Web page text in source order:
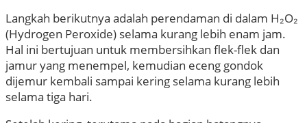
Langkah berikutnya adalah perendaman di dalam H₂O₂
(Hydrogen Peroxide) selama kurang lebih enam jam.
Hal ini bertujuan untuk membersihkan flek-flek dan
jamur yang menempel, kemudian eceng gondok
dijemur kembali sampai kering selama kurang lebih
selama tiga hari.